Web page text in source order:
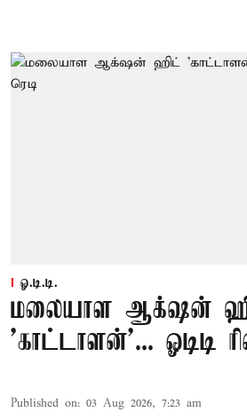
ஓ.டி.டி.
மலையாள ஆக்‌ஷன்
'காட்டாளன்'... ஓடிடி
Published on: 03 Aug 2026, 7:23 am